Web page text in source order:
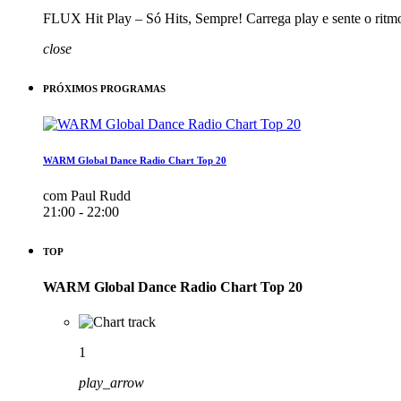
FLUX Hit Play – Só Hits, Sempre! Carrega play e sente o
close
PRÓXIMOS PROGRAMAS
WARM Global Dance Radio Chart Top 20
com Paul Rudd
21:00 - 22:00
TOP
WARM Global Dance Radio Chart Top 20
1
play_arrow